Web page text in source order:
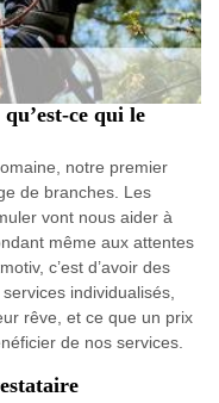
ce qui le
notre premier
de branches. Les
vont nous aider à
même aux attentes
c’est d’avoir des
individualisés,
rêve, et ce que un prix
de nos services.